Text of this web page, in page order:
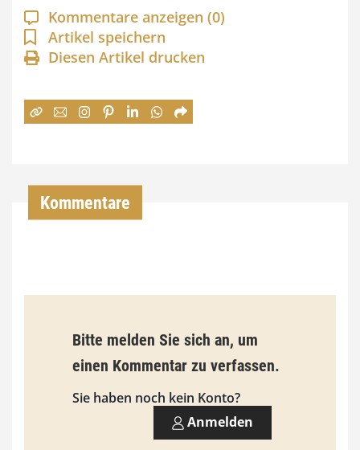
a
n
n
:
€
i
s
9
Kommentare anzeigen (0)
Artikel speichern
Diesen Artikel drucken
Kommentare
Bitte melden Sie sich an, um
einen Kommentar zu verfassen.
Sie haben noch kein Konto?
Anmelden